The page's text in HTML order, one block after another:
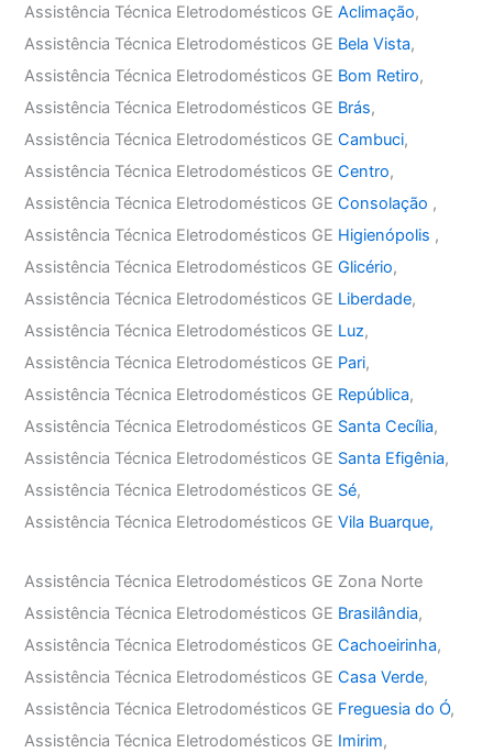
Assistência Técnica Eletrodomésticos GEAclimação,
Assistência Técnica Eletrodomésticos GE Bela Vista,
Assistência Técnica Eletrodomésticos GE Bom Retiro,
Assistência Técnica Eletrodomésticos GE Brás,
Assistência Técnica Eletrodomésticos GECambuci,
Assistência Técnica Eletrodomésticos GECentro,
Assistência Técnica Eletrodomésticos GEConsolação ,
Assistência Técnica Eletrodomésticos GE Higienópolis ,
Assistência Técnica Eletrodomésticos GEGlicério,
Assistência Técnica Eletrodomésticos GE Liberdade,
Assistência Técnica Eletrodomésticos GE Luz,
Assistência Técnica Eletrodomésticos GE Pari,
Assistência Técnica Eletrodomésticos GE República,
Assistência Técnica Eletrodomésticos GE Santa Cecília,
Assistência Técnica Eletrodomésticos GE Santa Efigênia,
Assistência Técnica Eletrodomésticos GE Sé,
Assistência Técnica Eletrodomésticos GEVila Buarque,
Assistência Técnica Eletrodomésticos GE Zona Norte
Assistência Técnica Eletrodomésticos GE Brasilândia,
Assistência Técnica Eletrodomésticos GECachoeirinha,
Assistência Técnica Eletrodomésticos GECasa Verde,
Assistência Técnica Eletrodomésticos GE Freguesia do Ó,
Assistência Técnica Eletrodomésticos GE Imirim,